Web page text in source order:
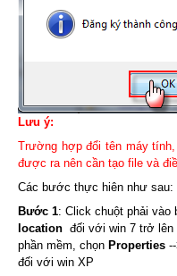
Lưu ý:
Trường hợp đổi tên máy
được ra nên cần tạo file và
Các bước thực hiên như sau:
Bước 1: Click chuột phải vào
location đối với win 7 trở
phần mềm, chọn Properties
đối với win XP